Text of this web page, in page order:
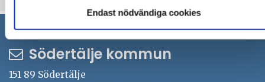
Endast nödvändiga cookies
Södertälje kommun
151 89 Södertälje